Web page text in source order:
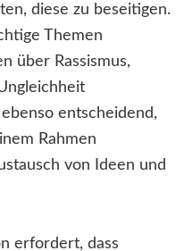
diese zu beseitigen.
Themen
über Rassismus,
entscheidend,
Rahmen
von Ideen und
erfordert, dass